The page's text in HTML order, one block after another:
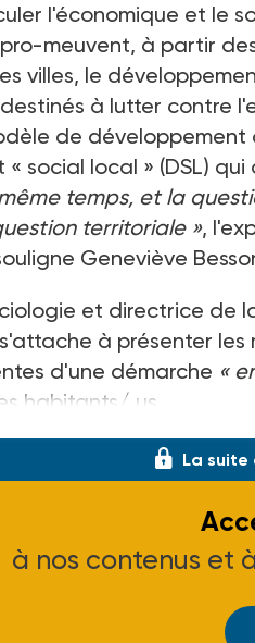
l'économique et le
meuvent, à partir
villes, le
à lutter contre
de développement
social local » (DSL)
temps, et la
territoriale »,
Geneviève
et directrice de
à présenter
d'une démarche «
habitants/ us
La suite
à nos contenus et